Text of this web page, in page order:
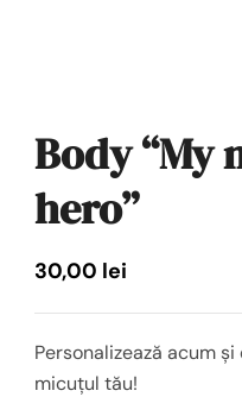
Body “My
hero”
30,00 lei
Personalizează acum
micuțul tău!